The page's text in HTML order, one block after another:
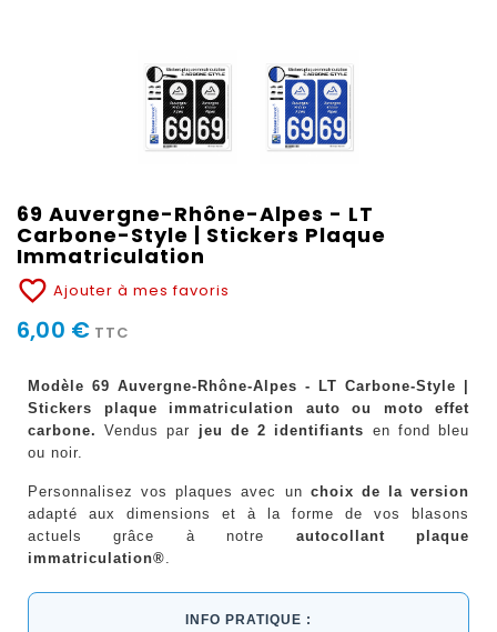
69 Auvergne-Rhône-Alpes - LT
Carbone-Style | Stickers Plaque
Immatriculation
favorite_border Ajouter à mes favoris
6,00 € TTC
Modèle 69 Auvergne-Rhône-Alpes - LT Carbone-Style |
Stickers plaque immatriculation auto ou moto effet
carbone. Vendus par jeu de 2 identifiants en fond bleu
ou noir.
Personnalisez vos plaques avec un choix de la version
adapté aux dimensions et à la forme de vos blasons
actuels grâce à notre autocollant plaque
immatriculation®.
INFO PRATIQUE :